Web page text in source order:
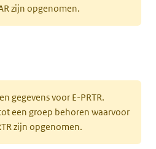
zijn opgenomen.
gegevens voor E-PRTR.
een groep behoren waarvoor
zijn opgenomen.